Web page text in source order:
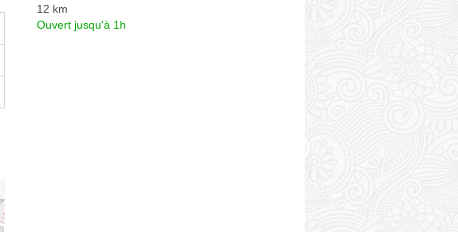
12 km
Ouvert jusqu'à 1h